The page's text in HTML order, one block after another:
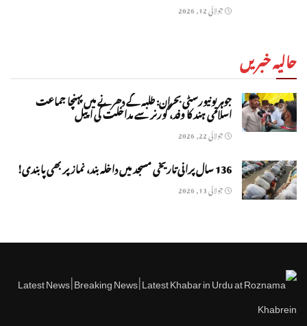
جولائی 12, 2026
حالیہ خبریں
جوہر یونیورسٹی بحران: طلبہ کے دھرنے میں پہنچا جماعت
اسلامی ہند کا وفد، گورنر سے مداخلت کی اپیل
جولائی 22, 2026
136 سال پرانی تاریخی مسجد میں داخلہ بند، نماز پر بھی پابندی!
جولائی 13, 2026